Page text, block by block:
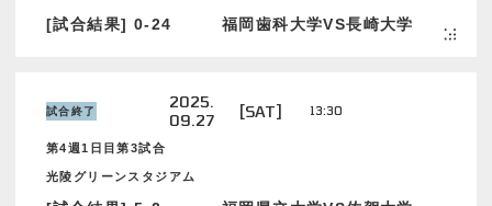
[試合結果] 0-24 福岡歯科大学VS長崎大学
試合終了
2025.
09.27
[SAT] 13:30
第4週1日目第3試合
光陵グリーンスタジアム